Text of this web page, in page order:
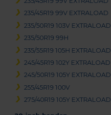
235/45R19 99V EXTRALOAD
235/50R19 103V EXTRALOAD
235/50R19 99H
235/55R19 105H EXTRALOAD
245/45R19 102Y EXTRALOAD
245/50R19 105Y EXTRALOAD
255/45R19 100V
275/40R19 105Y EXTRALOAD